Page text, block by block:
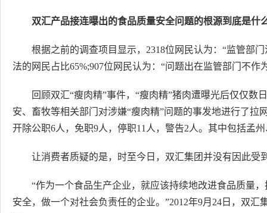
双汇产品接连曝出的食品质量安全问题的根源到底是什
根据之前的调查项目显示，2318位网民认为：“监管部
法的网民占比65%;907位网民认为：“问题出在监管部门不作
回顾双汇“瘦肉精”事件，“瘦肉精”猪肉遭曝光后仅仅
安、畜牧等相关部门对涉嫌“瘦肉精”问题的事发地进行了
开除公职6人，免职9人，停职11人，警告2人。其中包括孟
让消费者质疑的是，时至今日，双汇集团并没有因此受
“作为一个食品生产企业，就应该持续地改进食品质量
安全，做一个对社会负责任的企业。”2012年9月24日，双